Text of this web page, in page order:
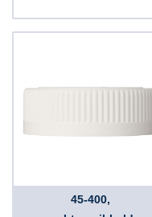
45-400,